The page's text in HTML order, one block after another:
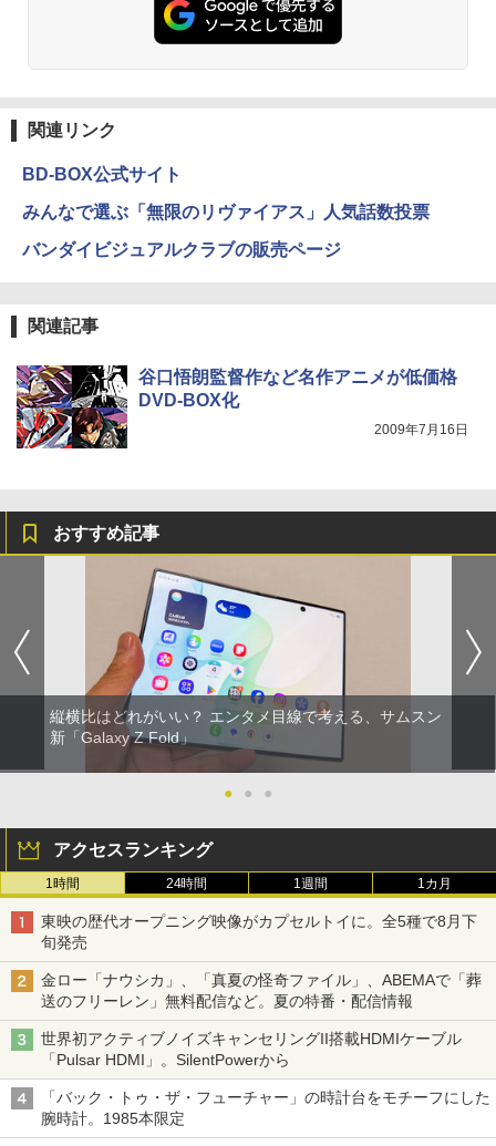
関連リンク
BD-BOX公式サイト
みんなで選ぶ「無限のリヴァイアス」人気話数投票
バンダイビジュアルクラブの販売ページ
関連記事
谷口悟朗監督作など名作アニメが低価格
DVD-BOX化
2009年7月16日
おすすめ記事
縦横比はどれがいい？ エンタメ目線で考える、サムスン
新「Galaxy Z Fold」
● ● ●
アクセスランキング
1時間 24時間 1週間 1カ月
東映の歴代オープニング映像がカプセルトイに。全5種で8月下
旬発売
金ロー「ナウシカ」、「真夏の怪奇ファイル」、ABEMAで「葬
送のフリーレン」無料配信など。夏の特番・配信情報
世界初アクティブノイズキャンセリングII搭載HDMIケーブル
「Pulsar HDMI」。SilentPowerから
「バック・トゥ・ザ・フューチャー」の時計台をモチーフにした
腕時計。1985本限定